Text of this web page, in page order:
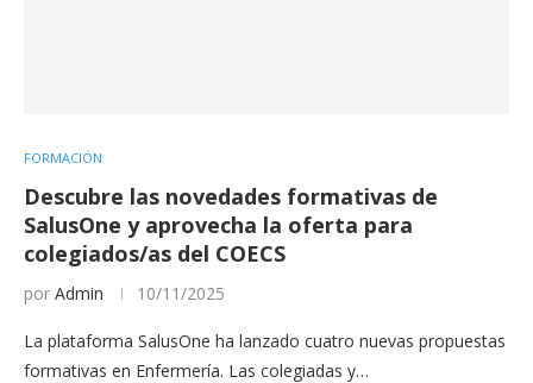
FORMACIÓN
Descubre las novedades formativas de
SalusOne y aprovecha la oferta para
colegiados/as del COECS
por Admin 10/11/2025
La plataforma SalusOne ha lanzado cuatro nuevas propuestas
formativas en Enfermería. Las colegiadas y…